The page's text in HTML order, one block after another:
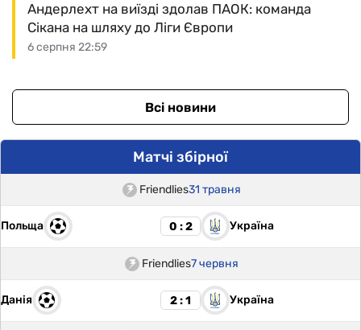
6 серпня 22:59
Андерлехт на виїзді здолав ПАОК: команда
Сікана на шляху до Ліги Європи
Всі новини
Матчі збірної
Friendlies31 травня
Польща 0 : 2 Україна
Friendlies7 червня
Данія 2 : 1 Україна